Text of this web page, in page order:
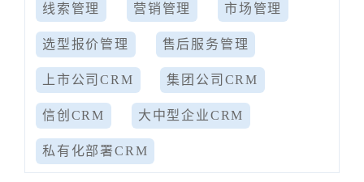
线索管理 营销管理 市场管理
选型报价管理 售后服务管理
上市公司CRM 集团公司CRM
信创CRM 大中型企业CRM
私有化部署CRM